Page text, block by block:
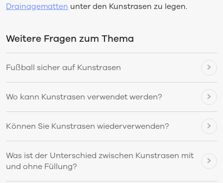
Drainagematten unter den Kunstrasen zu legen.
Weitere Fragen zum Thema
Fußball sicher auf Kunstrasen
Wo kann Kunstrasen verwendet werden?
Können Sie Kunstrasen wiederverwenden?
Was ist der Unterschied zwischen Kunstrasen mit
und ohne Füllung?